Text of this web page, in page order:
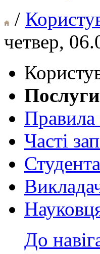
/
четвер,
Послуги
Правила
Часті
До